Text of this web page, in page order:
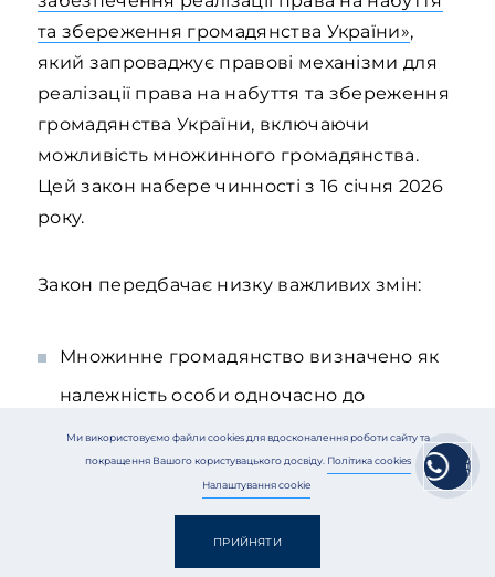
та збереження громадянства України»,
який запроваджує правові механізми для
реалізації права на набуття та збереження
громадянства України, включаючи
можливість множинного громадянства.
Цей закон набере чинності з 16 січня 2026
року.
Закон передбачає низку важливих змін:
Множинне громадянство визначено як
належність особи одночасно до
громадянства двох або більше держав.
Україна визнає множинне громадянство
Ми використовуємо файли cookies для вдосконалення роботи сайту та
покращення Вашого користувацького досвіду. Політика cookies
Налаштування cookie
ПРИЙНЯТИ